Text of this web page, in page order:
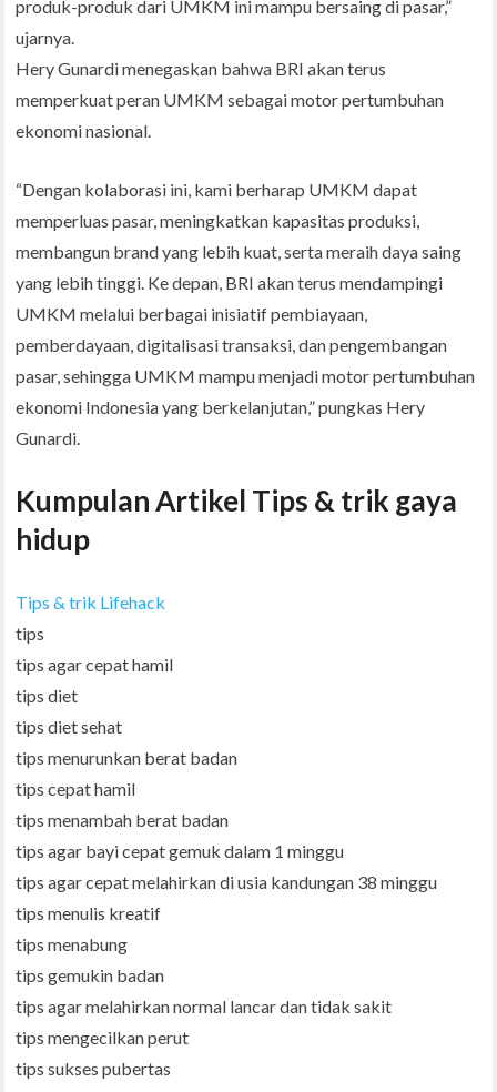
produk-produk dari UMKM ini mampu bersaing di pasar,”
ujarnya.
Hery Gunardi menegaskan bahwa BRI akan terus
memperkuat peran UMKM sebagai motor pertumbuhan
ekonomi nasional.
“Dengan kolaborasi ini, kami berharap UMKM dapat
memperluas pasar, meningkatkan kapasitas produksi,
membangun brand yang lebih kuat, serta meraih daya saing
yang lebih tinggi. Ke depan, BRI akan terus mendampingi
UMKM melalui berbagai inisiatif pembiayaan,
pemberdayaan, digitalisasi transaksi, dan pengembangan
pasar, sehingga UMKM mampu menjadi motor pertumbuhan
ekonomi Indonesia yang berkelanjutan,” pungkas Hery
Gunardi.
Kumpulan Artikel Tips & trik gaya
hidup
Tips & trik Lifehack
tips
tips agar cepat hamil
tips diet
tips diet sehat
tips menurunkan berat badan
tips cepat hamil
tips menambah berat badan
tips agar bayi cepat gemuk dalam 1 minggu
tips agar cepat melahirkan di usia kandungan 38 minggu
tips menulis kreatif
tips menabung
tips gemukin badan
tips agar melahirkan normal lancar dan tidak sakit
tips mengecilkan perut
tips sukses pubertas